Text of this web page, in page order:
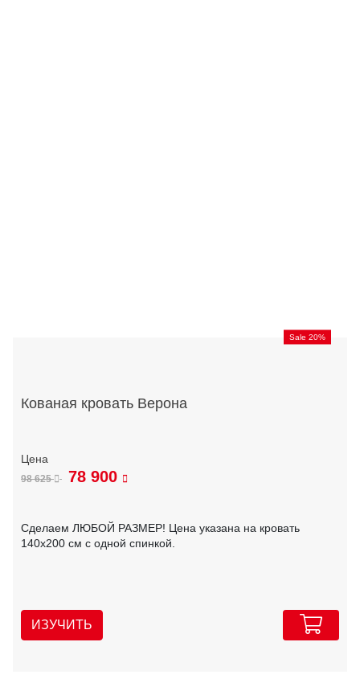
Sale 20%
Кованая кровать Верона
98 625 78 900
Сделаем ЛЮБОЙ РАЗМЕР! Цена указана на кровать
140х200 см с одной спинкой.
ИЗУЧИТЬ